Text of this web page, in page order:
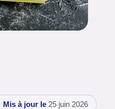
Mis à jour le 25 juin 2026